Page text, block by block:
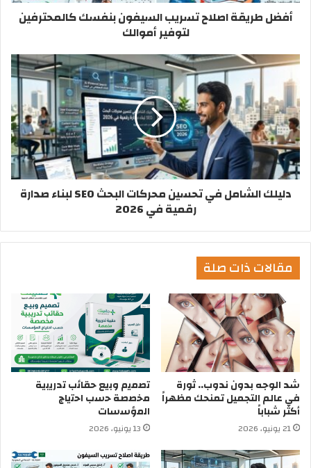
أفضل طريقة اصلاح تسريب السيفون بنفسك كالمحترفين
لتوفير أموالك
دليلك الشامل في تحسين محركات البحث SEO لبناء صدارة
رقمية في 2026
مقالات ذات صلة
شد الوجه بدون ندوب.. ثورة
في عالم التجميل تمنحك مظهراً
أكثر شباباً
21 يونيو، 2026
ﺗﺻﻣﯾم وﺑﯾﻊ ﺣﻘﺎﺋب ﺗدرﯾﺑﯾﺔ
ﻣﺧﺻﺻﺔ ﺣﺳب اﺣﺗﯾﺎج
اﻟﻣؤﺳﺳﺎت
13 يونيو، 2026